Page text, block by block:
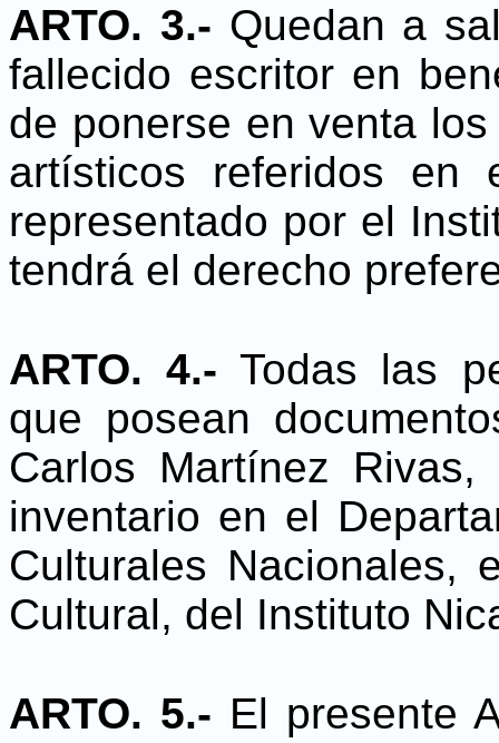
ARTO. 3.- Quedan a
fallecido escritor en
de ponerse en venta
artísticos referidos en
representado por el
tendrá el derecho
ARTO. 4.- Todas las
que posean
Carlos Martínez
inventario en el
Culturales Nacionales,
Cultural, del Instituto
ARTO. 5.- El presente